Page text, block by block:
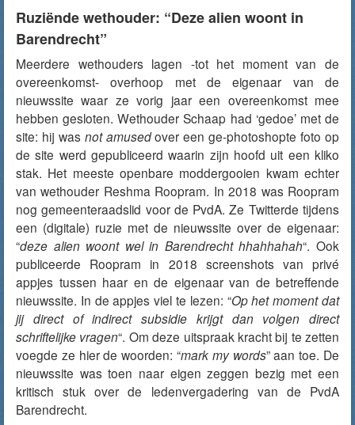
Ruziënde wethouder: “Deze alien woont in
Barendrecht”
Meerdere wethouders lagen -tot het moment van de
overeenkomst- overhoop met de eigenaar van de
nieuwssite waar ze vorig jaar een overeenkomst mee
hebben gesloten. Wethouder Schaap had ‘gedoe’ met de
site: hij was not amusedover een ge-photoshopte foto op
de site werd gepubliceerd waarin zijn hoofd uit een kliko
stak. Het meeste openbare moddergooien kwam echter
van wethouder Reshma Roopram. In 2018 was Roopram
nog gemeenteraadslid voor de PvdA. Ze Twitterde tijdens
een (digitale) ruzie met de nieuwssite over de eigenaar:
“deze alien woont wel in Barendrecht hhahhahah“. Ook
publiceerde Roopram in 2018 screenshots van privé
appjes tussen haar en de eigenaar van de betreffende
nieuwssite. In de appjes viel te lezen: “Op het moment dat
jij direct of indirect subsidie krijgt dan volgen direct
schriftelijke vragen“. Om deze uitspraak kracht bij te zetten
voegde ze hier de woorden: “mark my words” aan toe. De
nieuwssite was toen naar eigen zeggen bezig met een
kritisch stuk over de ledenvergadering van de PvdA
Barendrecht.